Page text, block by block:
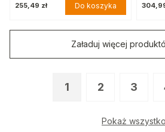
255,49 zł Do koszyka
1 2 3
Pokaż wszystko
Załaduj więcej